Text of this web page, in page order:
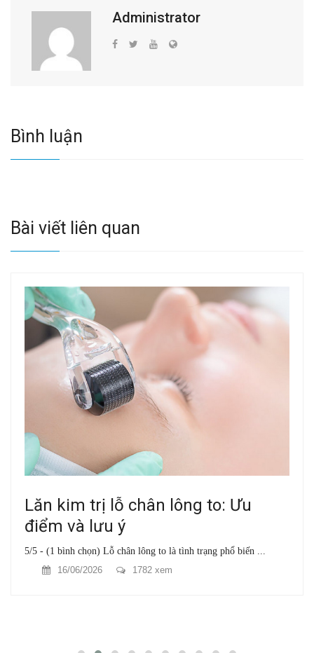
Administrator
Bình luận
Bài viết liên quan
Lăn kim trị lỗ chân lông to: Ưu
điểm và lưu ý
5/5 - (1 bình chọn) Lỗ chân lông to là tình trạng phổ biến ...
16/06/2026
1782 xem